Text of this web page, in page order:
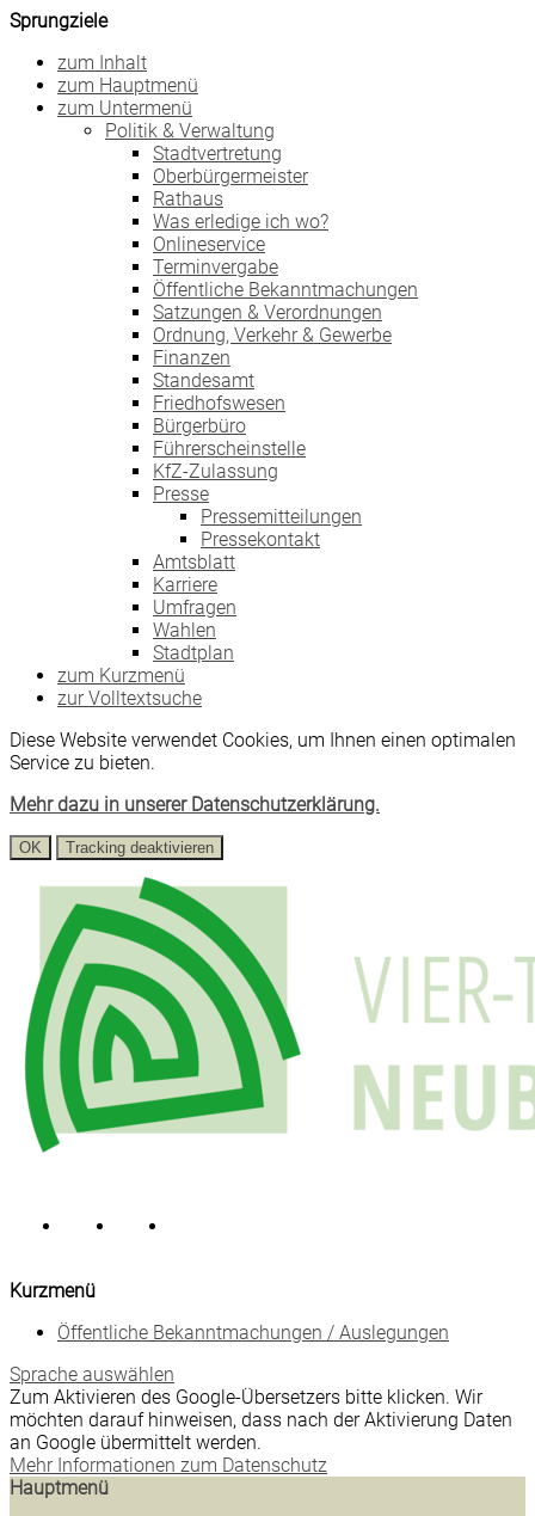
Sprungziele
zum Inhalt
zum Hauptmenü
zum Untermenü
Politik & Verwaltung
Stadtvertretung
Oberbürgermeister
Rathaus
Was erledige ich wo?
Onlineservice
Terminvergabe
Öffentliche Bekanntmachungen
Satzungen & Verordnungen
Ordnung, Verkehr & Gewerbe
Finanzen
Standesamt
Friedhofswesen
Bürgerbüro
Führerscheinstelle
KfZ-Zulassung
Presse
Pressemitteilungen
Pressekontakt
Amtsblatt
Karriere
Umfragen
Wahlen
Stadtplan
zum Kurzmenü
zur Volltextsuche
Diese Website verwendet Cookies, um Ihnen einen optimalen
Service zu bieten.
Mehr dazu in unserer Datenschutzerklärung.
OK Tracking deaktivieren
Kurzmenü
Öffentliche Bekanntmachungen / Auslegungen
Sprache auswählen
Zum Aktivieren des Google-Übersetzers bitte klicken. Wir
möchten darauf hinweisen, dass nach der Aktivierung Daten
an Google übermittelt werden.
Mehr Informationen zum Datenschutz
Hauptmenü